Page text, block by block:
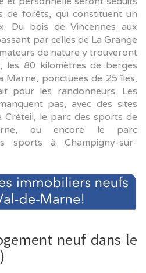
de forêts, qui constituent un
Du bois de Vincennes aux
par celles de La Grange
de nature y trouveront
les 80 kilomètres de berges
Marne, ponctuées de 25 îles,
pour les randonneurs. Les
pas, avec des sites
Créteil, le parc des sports de
ou encore le parc
sports à Champigny-sur-
neuf dans le